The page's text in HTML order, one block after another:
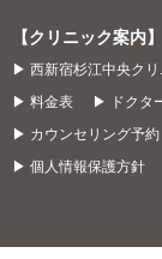
【クリニック案内】
▶ 西新宿杉江中央クリ
▶ 料金表
▶ ドクタ
▶ カウンセリング予
▶ 個人情報保護方針